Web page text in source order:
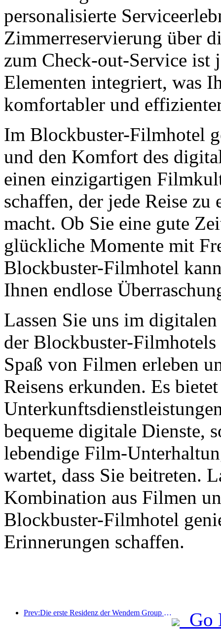
personalisierte
Zimmerreservierung über
zum Check-out-Service
Elementen integriert, was
komfortabler und
Im Blockbuster-Filmhotel
und den Komfort des
einen einzigartigen
schaffen, der jede Reise
macht. Ob Sie eine gute
glückliche Momente mit
Blockbuster-Filmhotel
Ihnen endlose
Lassen Sie uns im
der Blockbuster-Filmhotels
Spaß von Filmen erleben
Reisens erkunden. Es
bequeme digitale Dienste,
lebendige Film-
wartet, dass Sie beitreten.
Kombination aus Filmen
Blockbuster-Filmhotel
Erinnerungen schaffen.
Prev:Die erste Residenz der Wendem Group in Gulin, Luzhou, Sichuan
Go